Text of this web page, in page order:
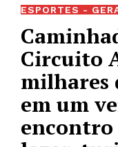
ESPORTES -
Circuito
milhares
em um
encontro